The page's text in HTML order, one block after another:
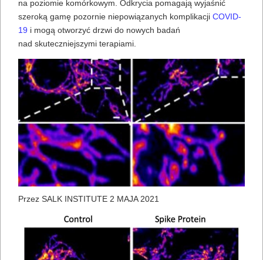
na poziomie komórkowym. Odkrycia pomagają wyjaśnić
szeroką gamę pozornie niepowiązanych komplikacji COVID-
19 i mogą otworzyć drzwi do nowych badań
nad skuteczniejszymi terapiami.
Przez SALK INSTITUTE 2 MAJA 2021